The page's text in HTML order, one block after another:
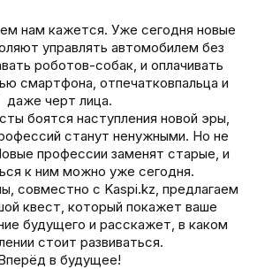
нам кажется. Уже сегодня новые
управлять автомобилем без
роботов-собак, и оплачивать
смартфона, отпечатковпальца и
даже черт лица.
боятся наступления новой эры,
станут ненужными. Но не
профессии заменят старые, и
к ним можно уже сегодня.
совместно с Kaspi.kz, предлагаем
квест, который покажет ваше
будущего и расскажет, в каком
стоит развиваться.
в будущее!